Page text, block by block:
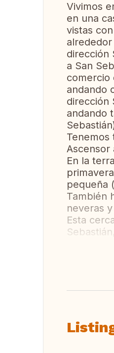
Vivimos
en una
vistas
dirección
a San
comercio
andando
dirección
andando
Tenemos
Ascensor
En la
pequeña
También
neveras
Esta